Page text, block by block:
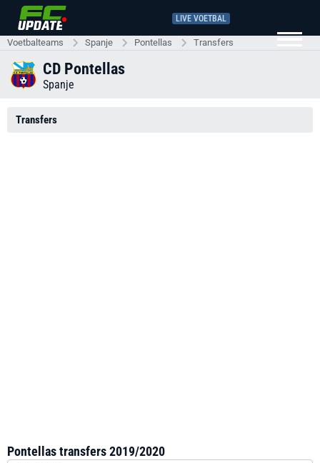
LIVE VOETBAL
Voetbalteams Spanje Pontellas Transfers
CD Pontellas
Spanje
Transfers
Pontellas transfers 2019/2020